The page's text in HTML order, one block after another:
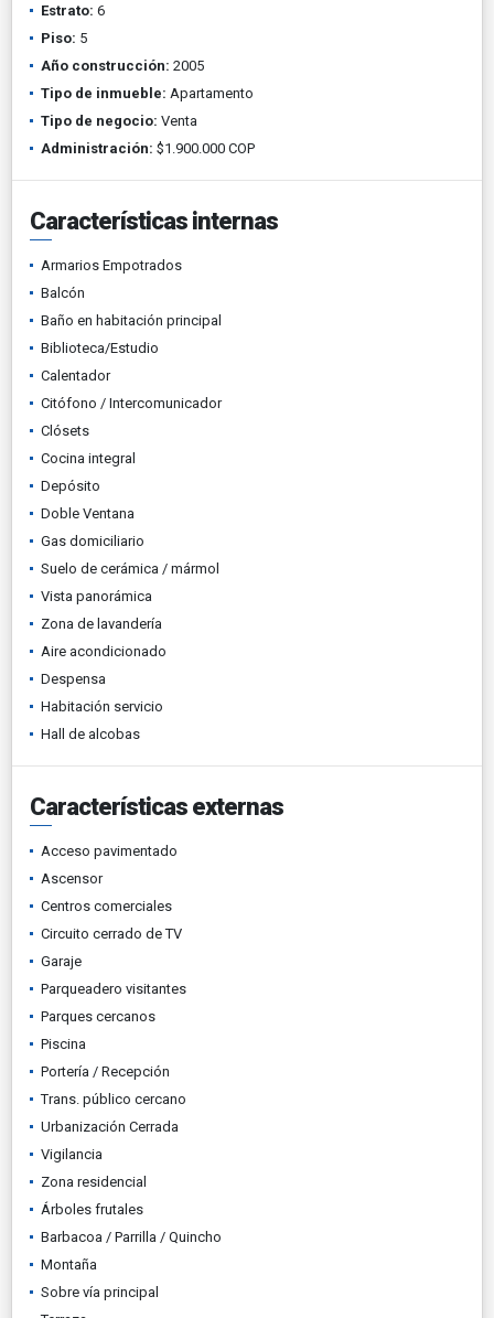
Estrato: 6
Piso: 5
Año construcción: 2005
Tipo de inmueble: Apartamento
Tipo de negocio: Venta
Administración: $1.900.000 COP
Características internas
Armarios Empotrados
Balcón
Baño en habitación principal
Biblioteca/Estudio
Calentador
Citófono / Intercomunicador
Clósets
Cocina integral
Depósito
Doble Ventana
Gas domiciliario
Suelo de cerámica / mármol
Vista panorámica
Zona de lavandería
Aire acondicionado
Despensa
Habitación servicio
Hall de alcobas
Características externas
Acceso pavimentado
Ascensor
Centros comerciales
Circuito cerrado de TV
Garaje
Parqueadero visitantes
Parques cercanos
Piscina
Portería / Recepción
Trans. público cercano
Urbanización Cerrada
Vigilancia
Zona residencial
Árboles frutales
Barbacoa / Parrilla / Quincho
Montaña
Sobre vía principal